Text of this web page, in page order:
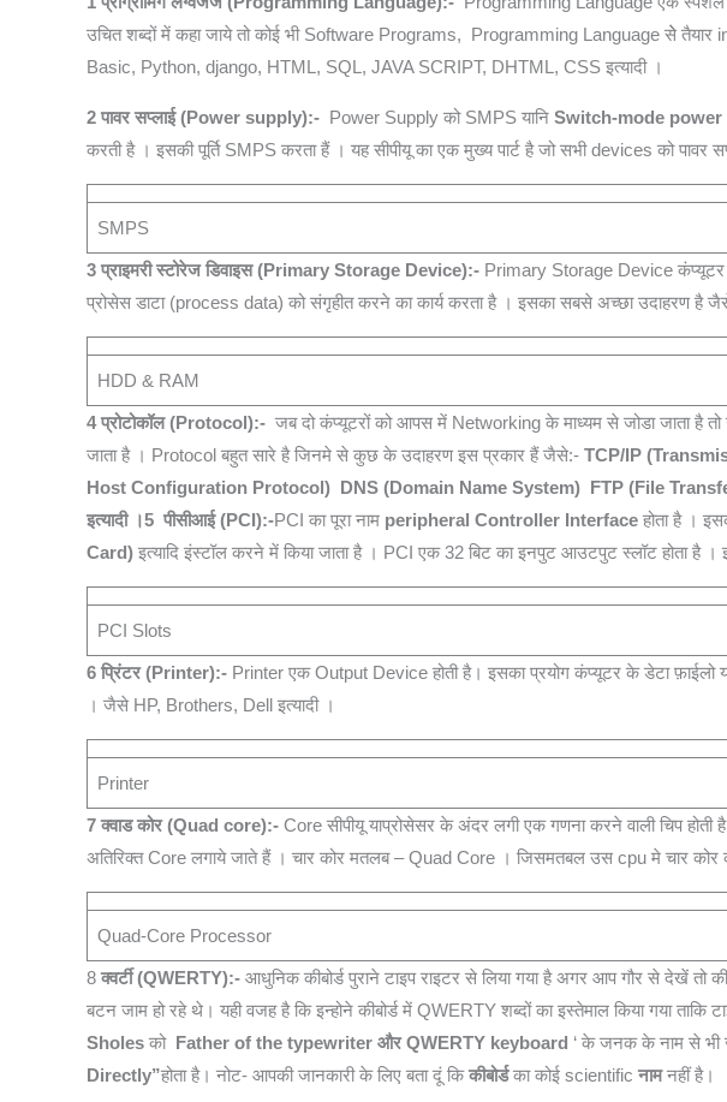
उचित शब्‍दों में कहा जाये तो कोई भी Software Programs, Programming Language सेे
Basic, Python, django, HTML, SQL, JAVA SCRIPT, DHTML, CSS इत्यादी ।
2 पावर सप्लाई (Power supply):- Power Supply को SMPS यानि Switch-mode
करती है । इसकी पूर्ति SMPS करता हैं । यह सीपीयू का एक मुख्य पार्ट है जो सभी devices को पावर
SMPS
3 प्राइमरी स्टोरेज डिवाइस (Primary Storage Device):- Primary Storage Device कंप्‍यूटर
प्रोसेस डाटा (process data) को संगृहीत करने का कार्य करता है । इसका सबसे अच्‍छा उदाहरण है
HDD & RAM
4 प्रोटोकॉल (Protocol):- जब दो कंप्‍यूटरों को आपस में Networking के माध्‍यम से जोडा जाता
जाता है । Protocol बहुत सारे है जिनमे से कुछ के उदाहरण इस प्रकार हैं जैसे:- TCP/IP
Host Configuration Protocol) DNS (Domain Name System) FTP (File
इत्यादी ।5 पीसीआई (PCI):-PCI का पूरा नाम peripheral Controller Interface होता है ।
Card) इत्यादि इंस्‍टॉल करने में किया जाता है । PCI एक 32 बिट का इनपुट आउटपुट स्लॉट होता है
PCI Slots
6 प्रिंटर (Printer):- Printer एक Output Device होती है। इसका प्रयोग कंप्‍यूटर के डेटा फ़ाईलो
। जैसे HP, Brothers, Dell इत्यादी ।
Printer
7 क्वाड कोर (Quad core):- Core सीपीयू याप्रोसेसर के अंदर लगी एक गणना करने वाली चिप
अतिरिक्‍त Core लगाये जाते हैं । चार कोर मतलब – Quad Core । जिसमतबल उस cpu मे चार कोर
Quad-Core Processor
8 क्वर्टी (QWERTY):- आधुनिक कीबोर्ड पुराने टाइप राइटर से लिया गया है अगर आप गौर से देखें तो
बटन जाम हो रहे थे। यही वजह है कि इन्होने कीबोर्ड में QWERTY शब्दों का इस्‍‍‍तेमाल किया गया
Sholes को Father of the typewriter और QWERTY keyboard ‘ के जनक के नाम से भी
Directly”होता है। नोट- आपकी जानकारी के लिए बता दूं किकीबोर्डका कोई scientific नामनहीं है।